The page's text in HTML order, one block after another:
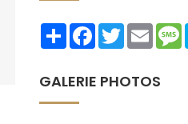
ShareFacebookTwitterEmail
GALERIE PHOTOS